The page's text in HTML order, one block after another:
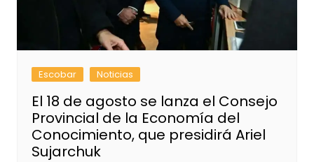
Escobar Noticias
El 18 de agosto se lanza el Consejo
Provincial de la Economía del
Conocimiento, que presidirá Ariel
Sujarchuk